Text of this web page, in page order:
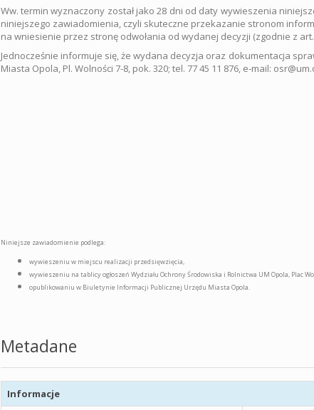
Ww. termin wyznaczony został jako 28 dni od daty wywieszenia
niniejszego zawiadomienia, czyli skuteczne przekazanie stronom
na wniesienie przez stronę odwołania od wydanej decyzji (zgodnie z art.
Jednocześnie informuje się, że wydana decyzja oraz dokumentacja
Miasta Opola, Pl. Wolności 7-8, pok. 320; tel. 77 45 11 876, e-mail:
Niniejsze zawiadomienie podlega:
wywieszeniu w miejscu realizacji przedsięwzięcia,
wywieszeniu na tablicy ogłoszeń Wydziału Ochrony Środowiska i Rolnictwa UM Opola, Plac
opublikowaniu w Biuletynie Informacji Publicznej Urzędu Miasta Opola.
Metadane
Informacje